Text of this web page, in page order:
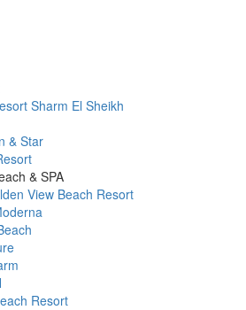
Sharm El Sheikh
& Star
& SPA
View Beach Resort
Resort